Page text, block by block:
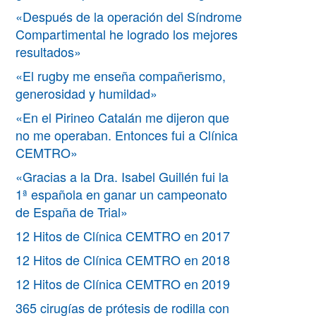
«Después de la operación del Síndrome
Compartimental he logrado los mejores
resultados»
«El rugby me enseña compañerismo,
generosidad y humildad»
«En el Pirineo Catalán me dijeron que
no me operaban. Entonces fui a Clínica
CEMTRO»
«Gracias a la Dra. Isabel Guillén fui la
1ª española en ganar un campeonato
de España de Trial»
12 Hitos de Clínica CEMTRO en 2017
12 Hitos de Clínica CEMTRO en 2018
12 Hitos de Clínica CEMTRO en 2019
365 cirugías de prótesis de rodilla con